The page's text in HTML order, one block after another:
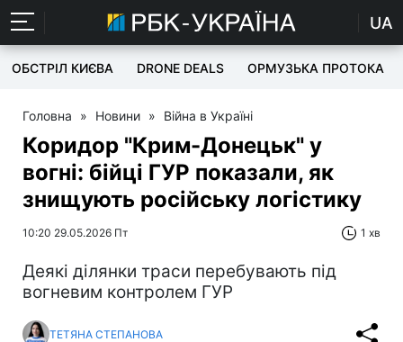
UA
ОБСТРІЛ КИЄВА DRONE DEALS ОРМУЗЬКА ПРОТОКА
Головна » Новини » Війна в Україні
Коридор "Крим-Донецьк" у
вогні: бійці ГУР показали, як
знищують російську логістику
10:20 29.05.2026 Пт 1 хв
Деякі ділянки траси перебувають під
вогневим контролем ГУР
ТЕТЯНА СТЕПАНОВА